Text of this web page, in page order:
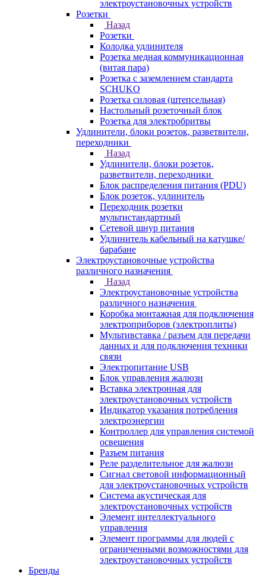
электроустановочных устройств
Розетки
Назад
Розетки
Колодка удлинителя
Розетка медная коммуникационная
(витая пара)
Розетка с заземлением стандарта
SCHUKO
Розетка силовая (штепсельная)
Настольный розеточный блок
Розетка для электробритвы
Удлинители, блоки розеток, разветвители,
переходники
Назад
Удлинители, блоки розеток,
разветвители, переходники
Блок распределения питания (PDU)
Блок розеток, удлинитель
Переходник розетки
мультистандартный
Сетевой шнур питания
Удлинитель кабельный на катушке/
барабане
Электроустановочные устройства
различного назначения
Назад
Электроустановочные устройства
различного назначения
Коробка монтажная для подключения
электроприборов (электроплиты)
Мультивставка / разъем для передачи
данных и для подключения техники
связи
Электропитание USB
Блок управления жалюзи
Вставка электронная для
электроустановочных устройств
Индикатор указания потребления
электроэнергии
Контроллер для управления системой
освещения
Разъем питания
Реле разделительное для жалюзи
Сигнал световой информационный
для электроустановочных устройств
Система акустическая для
электроустановочных устройств
Элемент интеллектуального
управления
Элемент программы для людей с
ограниченными возможностями для
электроустановочных устройств
Бренды